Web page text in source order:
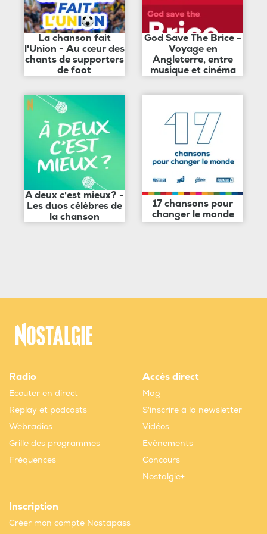
La chanson fait
l'Union - Au cœur des
chants de supporters
de foot
God Save The Brice -
Voyage en
Angleterre, entre
musique et cinéma
A deux c'est mieux? -
Les duos célèbres de
la chanson
17 chansons pour
changer le monde
Radio
Ecouter en direct
Replay et podcasts
Webradios
Grille des programmes
Fréquences
Accès direct
Mag
S'inscrire à la newsletter
Vidéos
Evènements
Concours
Nostalgie+
Inscription
Créer mon compte Nostapass